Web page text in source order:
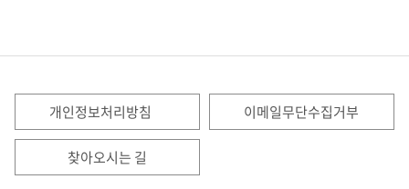
개인정보처리방침 이메일무단수집거부
찾아오시는 길